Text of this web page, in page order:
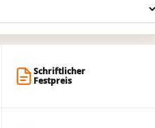
Schriftlicher
Festpreis